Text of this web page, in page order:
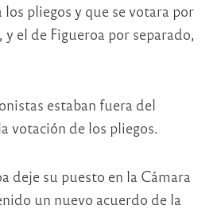
pliegos y que se votara por
el de Figueroa por separado,
estaban fuera del
votación de los pliegos.
deje su puesto en la Cámara
un nuevo acuerdo de la